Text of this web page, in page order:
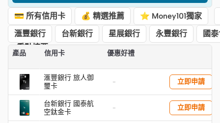
💳 所有信用卡 💰 精選推薦
⭐ Money101獨家
滙豐銀行
台新銀行 星展銀行 永豐銀行
國
重點摘要
產品 信用卡 優惠好禮
滙豐銀行 旅人御
璽卡
- 立即申請
台新銀行 國泰航
空鈦金卡
- 立即申請